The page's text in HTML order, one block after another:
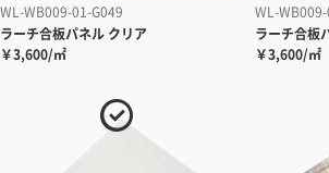
WL-WB009-01-G049
ラーチ合板パネル クリア
￥3,600/㎡
WL-
ラーチ合板
￥3,600/㎡